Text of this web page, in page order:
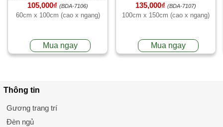
quán cafe, ở TPHCM khổ
60cm x 100cm (cao x ngang)
105,000₫ (BDA-7106)
60cm x 100cm (cao x ngang)
Mua ngay
135,000₫ (BDA-7107)
100cm x 150cm (cao x ngang)
Mua ngay
Thông tin
Gương trang trí
Đèn ngủ